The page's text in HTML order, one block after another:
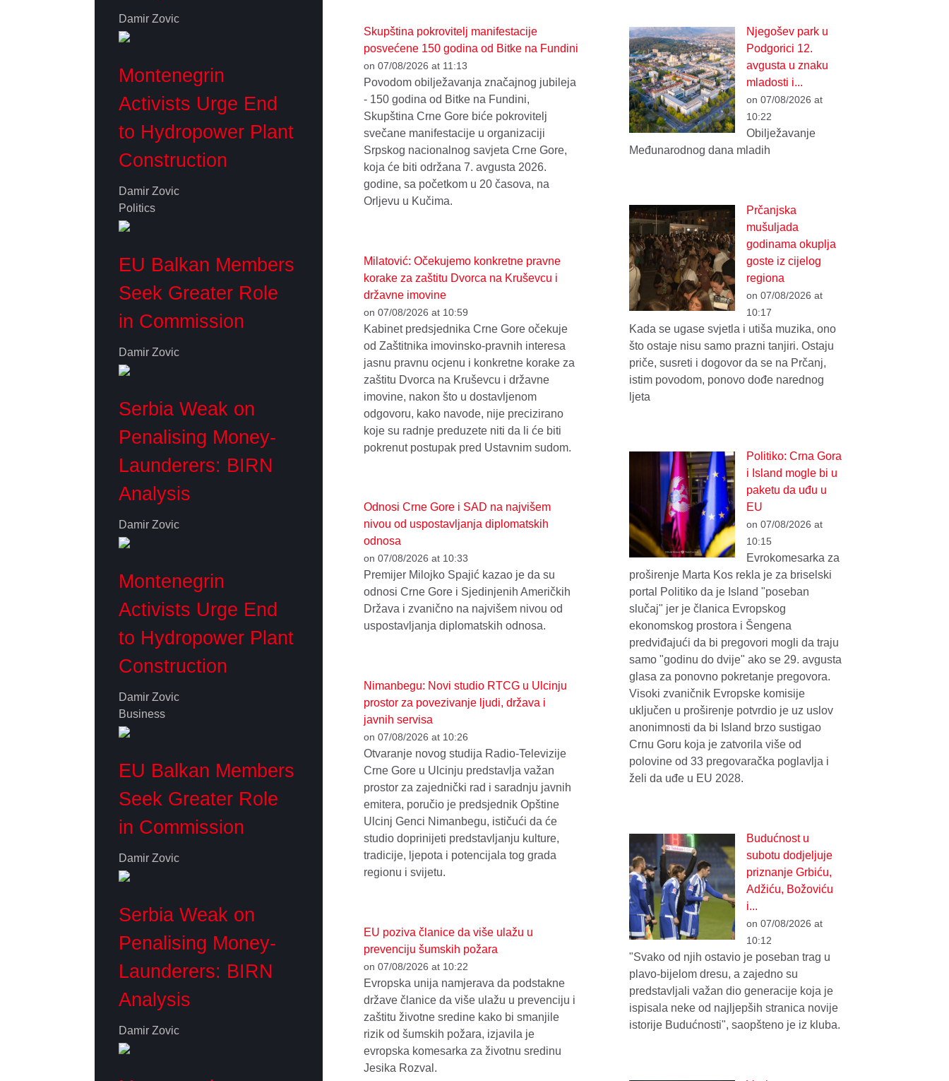
Damir Zovic
Montenegrin
Activists Urge End
to Hydropower Plant
Construction
Damir Zovic
Politics
EU Balkan Members
Seek Greater Role
in Commission
Damir Zovic
Serbia Weak on
Penalising Money-
Launderers: BIRN
Analysis
Damir Zovic
Montenegrin
Activists Urge End
to Hydropower Plant
Construction
Damir Zovic
Business
EU Balkan Members
Seek Greater Role
in Commission
Damir Zovic
Serbia Weak on
Penalising Money-
Launderers: BIRN
Analysis
Damir Zovic
Skupština pokrovitelj manifestacije
posvećene 150 godina od Bitke na Fundini
on 07/08/2026 at 11:13
Povodom obilježavanja značajnog jubileja
- 150 godina od Bitke na Fundini,
Skupština Crne Gore biće pokrovitelj
svečane manifestacije u organizaciji
Srpskog nacionalnog savjeta Crne Gore,
koja će biti održana 7. avgusta 2026.
godine, sa početkom u 20 časova, na
Orljevu u Kučima.
Milatović: Očekujemo konkretne pravne
korake za zaštitu Dvorca na Kruševcu i
državne imovine
on 07/08/2026 at 10:59
Kabinet predsjednika Crne Gore očekuje
od Zaštitnika imovinsko-pravnih interesa
jasnu pravnu ocjenu i konkretne korake za
zaštitu Dvorca na Kruševcu i državne
imovine, nakon što u dostavljenom
odgovoru, kako navode, nije precizirano
koje su radnje preduzete niti da li će biti
pokrenut postupak pred Ustavnim sudom.
Odnosi Crne Gore i SAD na najvišem
nivou od uspostavljanja diplomatskih
odnosa
on 07/08/2026 at 10:33
Premijer Milojko Spajić kazao je da su
odnosi Crne Gore i Sjedinjenih Američkih
Država i zvanično na najvišem nivou od
uspostavljanja diplomatskih odnosa.
Nimanbegu: Novi studio RTCG u Ulcinju
prostor za povezivanje ljudi, država i
javnih servisa
on 07/08/2026 at 10:26
Otvaranje novog studija Radio-Televizije
Crne Gore u Ulcinju predstavlja važan
prostor za zajednički rad i saradnju javnih
emitera, poručio je predsjednik Opštine
Ulcinj Genci Nimanbegu, ističući da će
studio doprinijeti predstavljanju kulture,
tradicije, ljepota i potencijala tog grada
regionu i svijetu.
EU poziva članice da više ulažu u
prevenciju šumskih požara
on 07/08/2026 at 10:22
Evropska unija namjerava da podstakne
države članice da više ulažu u prevenciju i
zaštitu životne sredine kako bi smanjile
rizik od šumskih požara, izjavila je
evropska komesarka za životnu sredinu
Jesika Rozval.
Njegošev park u
Podgorici 12.
avgusta u znaku
mladosti i...
on 07/08/2026 at
10:22
Obilježavanje
Međunarodnog dana mladih
Prčanjska
mušuljada
godinama okuplja
goste iz cijelog
regiona
on 07/08/2026 at
10:17
Kada se ugase svjetla i utiša muzika, ono
što ostaje nisu samo prazni tanjiri. Ostaju
priče, susreti i dogovor da se na Prčanj,
istim povodom, ponovo dođe narednog
ljeta
Politiko: Crna Gora
i Island mogle bi u
paketu da uđu u
EU
on 07/08/2026 at
10:15
Evrokomesarka za
proširenje Marta Kos rekla je za briselski
portal Politiko da je Island "poseban
slučaj" jer je članica Evropskog
ekonomskog prostora i Šengena
predviđajući da bi pregovori mogli da traju
samo "godinu do dvije" ako se 29. avgusta
glasa za ponovno pokretanje pregovora.
Visoki zvaničnik Evropske komisije
uključen u proširenje potvrdio je uz uslov
anonimnosti da bi Island brzo sustigao
Crnu Goru koja je zatvorila više od
polovine od 33 pregovaračka poglavlja i
želi da uđe u EU 2028.
Budućnost u
subotu dodjeljuje
priznanje Grbiću,
Adžiću, Božoviću
i...
on 07/08/2026 at
10:12
"Svako od njih ostavio je poseban trag u
plavo-bijelom dresu, a zajedno su
predstavljali važan dio generacije koja je
ispisala neke od najljepših stranica novije
istorije Budućnosti", saopšteno je iz kluba.